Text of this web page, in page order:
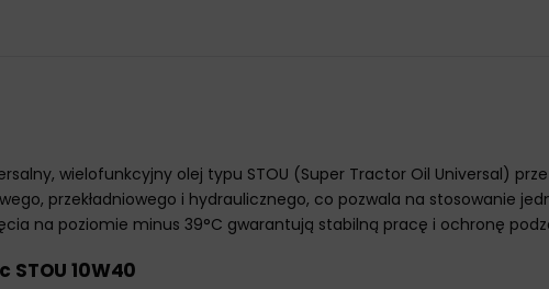
wielofunkcyjny olej typu STOU (Super Tractor Oil Universal)
przekładniowego i hydraulicznego, co pozwala na stosowanie
na poziomie minus 39°C gwarantują stabilną pracę i ochronę
10W40